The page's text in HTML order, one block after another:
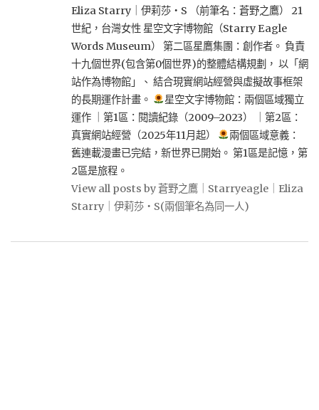
Eliza Starry｜伊莉莎・S （前筆名：蒼野之鷹） 21
世紀，台灣女性 星空文字博物館（Starry Eagle
Words Museum） 第二區星鷹集團：創作者。 負責
十九個世界(包含第0個世界)的整體結構規劃， 以「網
站作為博物館」、 結合現實網站經營與虛擬故事框架
的長期運作計畫。
星空文字博物館：兩個區域獨立
運作 ｜第1區：閱讀紀錄（2009–2023） ｜第2區：
真實網站經營（2025年11月起）
兩個區域意義：
舊連載漫畫已完結，新世界已開始。 第1區是記憶，第
2區是旅程。
View all posts by 蒼野之鷹｜Starryeagle｜Eliza
Starry｜伊莉莎・S(兩個筆名為同一人)